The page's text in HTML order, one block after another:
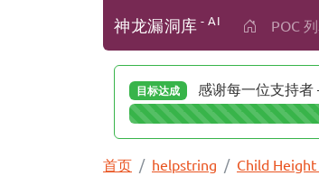
神龙漏洞库 - AI POC
目标达成 感谢每一位支持者
首页 helpstring Child